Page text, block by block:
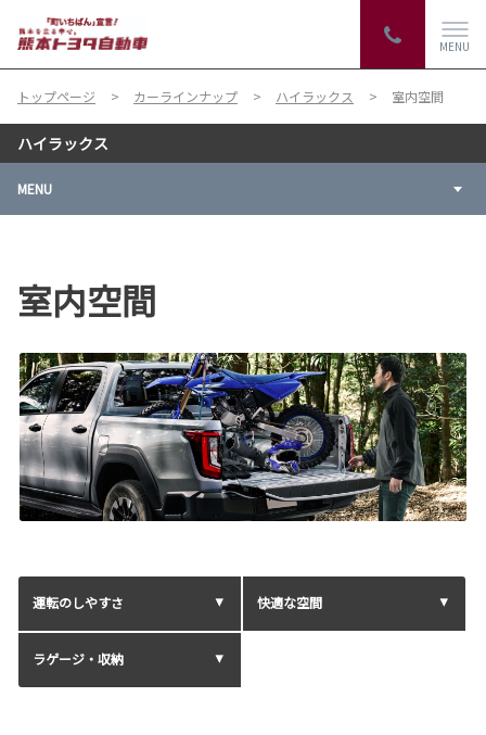
MENU
トップページ カーラインナップ ハイラックス 室内空間
ハイラックス
MENU
室内空間
運転のしやすさ 快適な空間
ラゲージ・収納